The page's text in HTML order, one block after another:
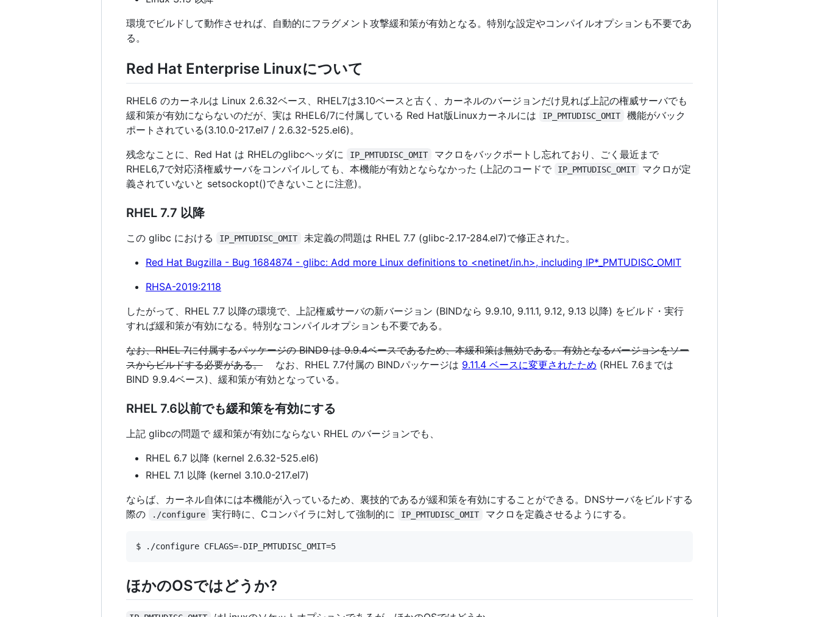
環境でビルドして動作させれば、自動的にフラグメント攻撃緩和策が有効となる。特別な設定やコンパイルオプションも不要であ
る。
Red Hat Enterprise Linuxについて
RHEL6 のカーネルは Linux 2.6.32ベース、RHEL7は3.10ベースと古く、カーネルのバージョンだけ見れば上記の権威サーバでも
緩和策が有効にならないのだが、実は RHEL6/7に付属している Red Hat版Linuxカーネルには
IP_PMTUDISC_OMIT
機能がバック
ポートされている(3.10.0-217.el7 / 2.6.32-525.el6)。
残念なことに、Red Hat は RHELのglibcヘッダに
IP_PMTUDISC_OMIT
マクロをバックポートし忘れており、ごく最近まで
RHEL6,7で対応済権威サーバをコンパイルしても、本機能が有効とならなかった (上記のコードで
IP_PMTUDISC_OMIT
マクロが定
義されていないと setsockopt()できないことに注意)。
RHEL 7.7 以降
この glibc における IP_PMTUDISC_OMIT
未定義の問題は RHEL 7.7 (glibc-2.17-284.el7)で修正された。
Red Hat Bugzilla - Bug 1684874 - glibc: Add more Linux definitions to <netinet/in.h>, including IP*_PMTUDISC_OMIT
RHSA-2019:2118
したがって、RHEL 7.7 以降の環境で、上記権威サーバの新バージョン (BINDなら 9.9.10, 9.11.1, 9.12, 9.13 以降) をビルド・実行
すれば緩和策が有効になる。特別なコンパイルオプションも不要である。
なお、RHEL 7に付属するパッケージの BIND9 は 9.9.4ベースであるため、本緩和策は無効である。有効となるバージョンをソー
スからビルドする必要がある。 なお、RHEL 7.7付属の BINDパッケージは 9.11.4 ベースに変更されたため (RHEL 7.6までは
BIND 9.9.4ベース)、緩和策が有効となっている。
RHEL 7.6以前でも緩和策を有効にする
上記 glibcの問題で 緩和策が有効にならない RHEL のバージョンでも、
RHEL 6.7 以降 (kernel 2.6.32-525.el6)
RHEL 7.1 以降 (kernel 3.10.0-217.el7)
ならば、カーネル自体には本機能が入っているため、裏技的であるが緩和策を有効にすることができる。DNSサーバをビルドする
際の
./configure 実行時に、Cコンパイラに対して強制的に IP_PMTUDISC_OMIT マクロを定義させるようにする。
ほかのOSではどうか?